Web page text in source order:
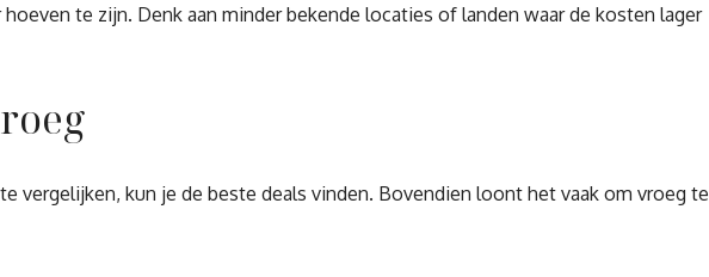
te zijn. Denk aan minder bekende locaties of landen waar de kosten lager
vergelijken, kun je de beste deals vinden. Bovendien loont het vaak om vroeg te